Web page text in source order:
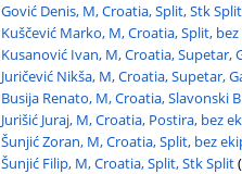
Gović Denis, M, Croatia, Split, Stk Split
Kuščević Marko, M, Croatia, Split,
Kusanović Ivan, M, Croatia, Supetar,
Juričević Nikša, M, Croatia, Supetar,
Busija Renato, M, Croatia, Slavonski
Jurišić Juraj, M, Croatia, Postira, bez
Šunjić Zoran, M, Croatia, Split, bez
Šunjić Filip, M, Croatia, Split, Stk Split